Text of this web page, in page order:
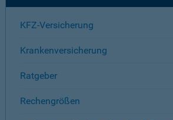
KFZ-Versicherung
Krankenversicherung
Ratgeber
Rechengrößen